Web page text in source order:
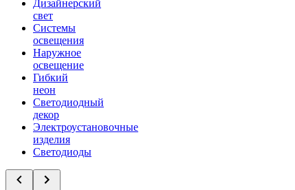
Дизайнерский
свет
Системы
освещения
Наружное
освещение
Гибкий
неон
Светодиодный
декор
Электроустановочные
изделия
Светодиоды